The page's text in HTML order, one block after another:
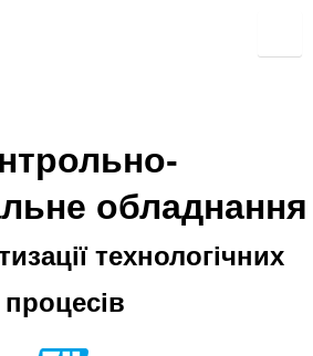
обладнання
технологічних
процесів